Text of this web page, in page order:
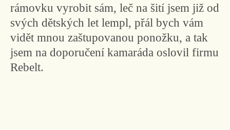
rámovku vyrobit sám, leč na šití jsem již od
svých dětských let lempl, přál bych vám
vidět mnou zaštupovanou ponožku, a tak
jsem na doporučení kamaráda oslovil firmu
Rebelt.